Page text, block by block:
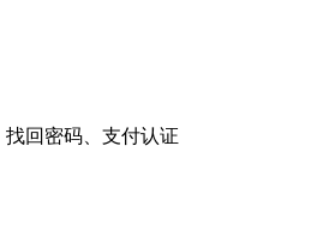
回密码、支付认证